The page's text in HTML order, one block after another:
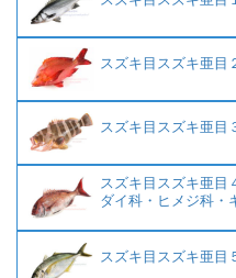
スズキ目スズキ亜目
スズキ目スズキ亜目
スズキ目スズキ亜目
ダイ科・ヒメジ科・
スズキ目スズキ亜目